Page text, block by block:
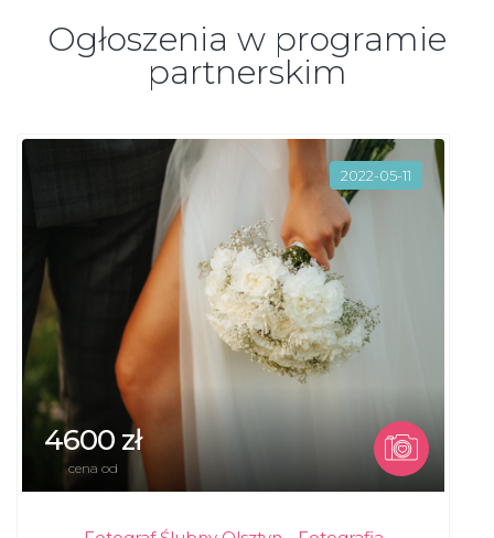
Ogłoszenia w programie
partnerskim
2022-05-11
4600 zł
cena od